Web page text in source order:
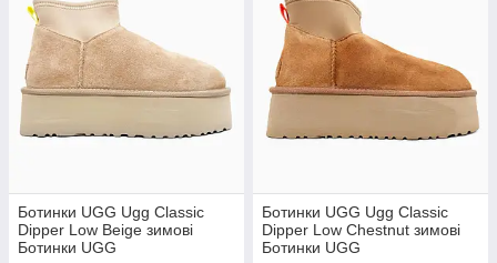
Ботинки UGG Ugg Classic
Dipper Low Beige зимові
Ботинки UGG
Ботинки UGG Ugg Classic
Dipper Low Chestnut зимові
Ботинки UGG